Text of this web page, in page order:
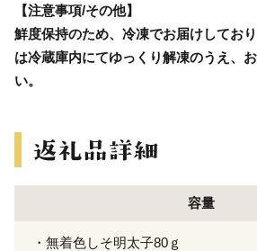
【注意事項/その他】
鮮度保持のため、冷凍でお届けしてお
は冷蔵庫内にてゆっくり解凍のうえ、
い。
容量
・無着色しそ明太子80ｇ